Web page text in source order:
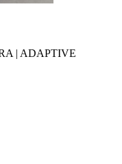
| ADAPTIVE